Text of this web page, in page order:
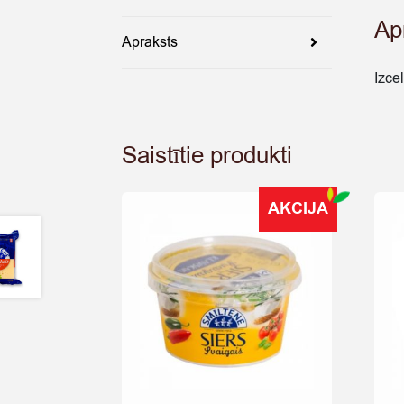
Apraksts
Saistītie produkti
AKCIJA